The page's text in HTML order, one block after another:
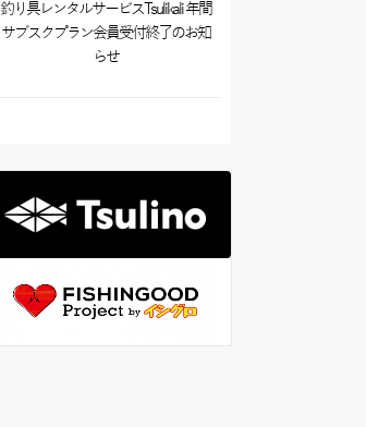
釣り具レンタルサービスTsulikali 年間
サブスクプラン会員受付終了のお知
らせ